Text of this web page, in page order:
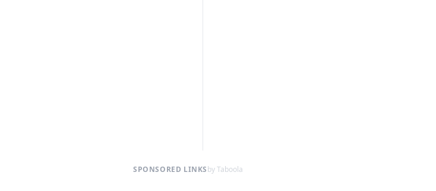
SPONSORED LINKSby Taboola